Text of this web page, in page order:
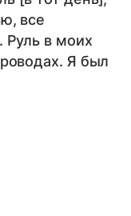
все
Руль в моих
Я был